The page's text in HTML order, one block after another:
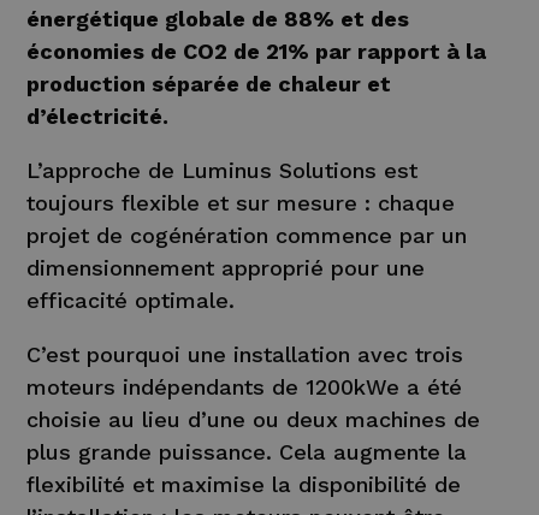
énergétique globale de 88% et des
économies de CO2 de 21% par rapport à la
production séparée de chaleur et
d’électricité.
L’approche de Luminus Solutions est
toujours flexible et sur mesure : chaque
projet de cogénération commence par un
dimensionnement approprié pour une
efficacité optimale.
C’est pourquoi une installation avec trois
moteurs indépendants de 1200kWe a été
choisie au lieu d’une ou deux machines de
plus grande puissance. Cela augmente la
flexibilité et maximise la disponibilité de